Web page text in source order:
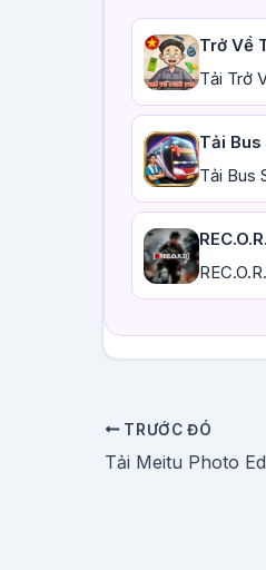
Trở Về
Tải Trở
Tải
Tải Bus
TRƯỚC ĐÓ